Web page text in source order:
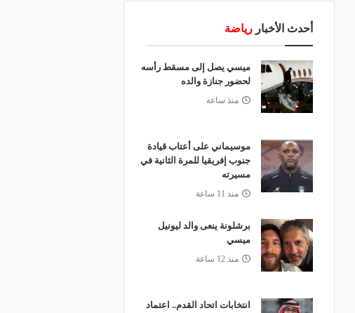
أحدث الأخبار رياضة
ميسي يصل إلى مسقط رأسه
لحضور جنازة والده
منذ ساعة
موسيماني على أعتاب قيادة
جنوب إفريقيا للمرة الثانية في
مسيرته
منذ 11 ساعة
برشلونة ينعى والد ليونيل
ميسي
منذ 12 ساعة
انتخابات اتحاد القدم.. اعتماد